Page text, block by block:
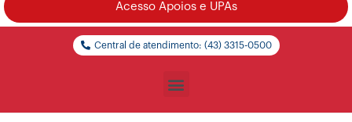
Acesso Apoios e UPAs
Central de atendimento: (43) 3315-0500